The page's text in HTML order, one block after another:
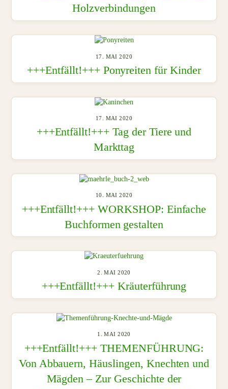
Holzverbindungen
17. MAI 2020
+++Entfällt!+++ Ponyreiten für Kinder
17. MAI 2020
+++Entfällt!+++ Tag der Tiere und
Markttag
10. MAI 2020
+++Entfällt!+++ WORKSHOP: Einfache
Buchformen gestalten
2. MAI 2020
+++Entfällt!+++ Kräuterführung
1. MAI 2020
+++Entfällt!+++ THEMENFÜHRUNG:
Von Abbauern, Häuslingen, Knechten und
Mägden – Zur Geschichte der